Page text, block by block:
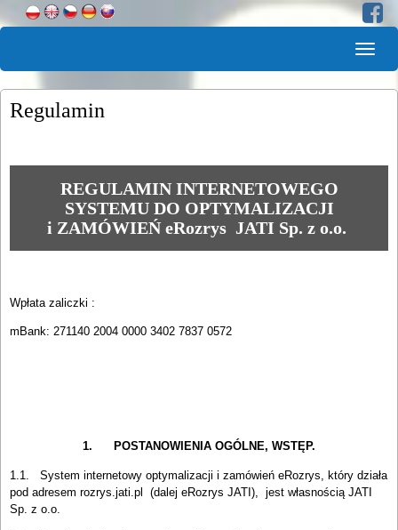
Regulamin
REGULAMIN INTERNETOWEGO
SYSTEMU DO OPTYMALIZACJI
i ZAMÓWIEŃ eRozrys JATI Sp. z o.o.
Wpłata zaliczki :
mBank: 271140 2004 0000 3402 7837 0572
1. POSTANOWIENIA OGÓLNE, WSTĘP.
1.1. System internetowy optymalizacji i zamówień eRozrys, który działa
pod adresem rozrys.jati.pl (dalej eRozrys JATI), jest własnością JATI
Sp. z o.o.